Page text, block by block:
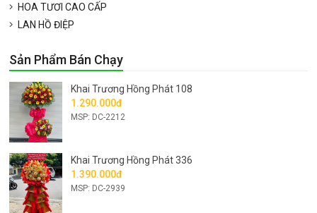
HOA TƯƠI CAO CẤP
LAN HỒ ĐIỆP
Sản Phẩm Bán Chạy
Khai Trương Hồng Phát 108
1.290.000đ
MSP: DC-2212
Khai Trương Hồng Phát 336
1.390.000đ
MSP: DC-2939